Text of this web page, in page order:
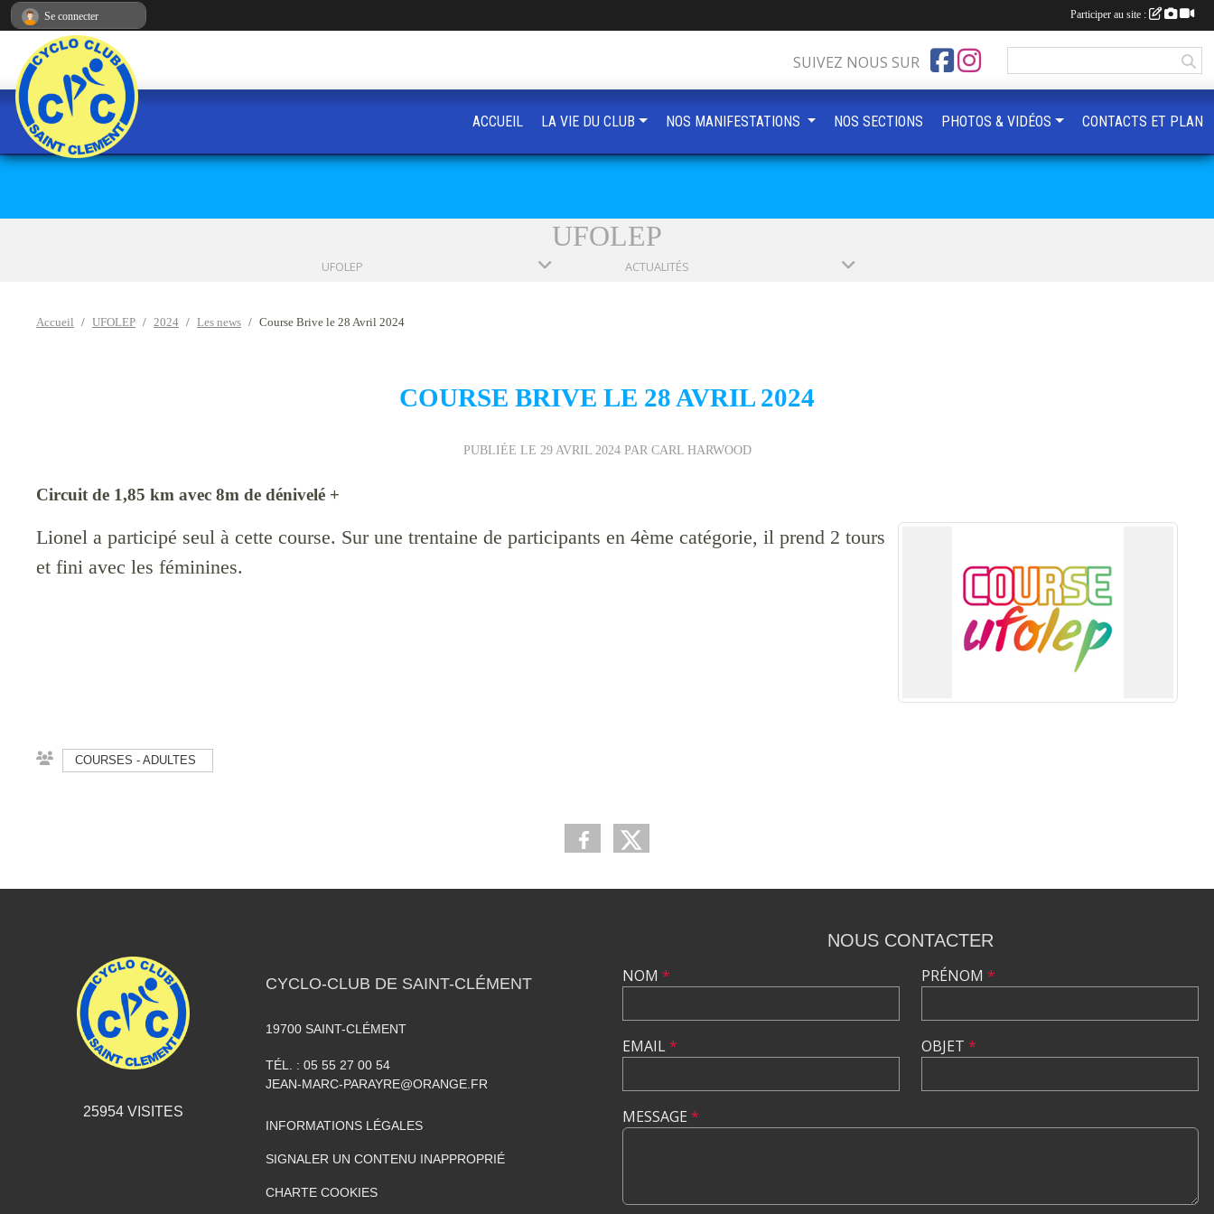
UFOLEP
UFOLEP ACTUALITÉS
Accueil UFOLEP 2024 Les news Course Brive le 28 Avril 2024
COURSE BRIVE LE 28 AVRIL 2024
PUBLIÉE LE 29 AVRIL 2024PAR CARL HARWOOD
Circuit de 1,85 km avec 8m de dénivelé +
Lionel a participé seul à cette course. Sur une trentaine de participants en 4ème catégorie, il prend 2 tours
et fini avec les féminines.
COURSES - ADULTES
SUIVEZ NOUS SUR
ACCUEIL LA VIE DU CLUB NOS MANIFESTATIONS NOS SECTIONS PHOTOS & VIDÉOS CONTACTS ET PLAN
25954VISITES
CYCLO-CLUB DE SAINT-CLÉMENT
19700 SAINT-CLÉMENT
TÉL. : 05 55 27 00 54
JEAN-MARC-PARAYRE@ORANGE.FR
INFORMATIONS LÉGALES
SIGNALER UN CONTENU INAPPROPRIÉ
CHARTE COOKIES
NOUS CONTACTER
NOM *
EMAIL*
PRÉNOM *
OBJET *
MESSAGE *
Se connecter Participer au site :
Panneau de gestion des cookies